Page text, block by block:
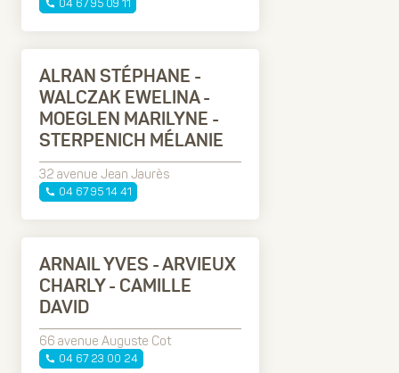
04 67 95 09 11
ALRAN STÉPHANE -
WALCZAK EWELINA -
MOEGLEN MARILYNE -
STERPENICH MÉLANIE
32 avenue Jean Jaurès
04 67 95 14 41
ARNAIL YVES - ARVIEUX
CHARLY - CAMILLE
DAVID
66 avenue Auguste Cot
04 67 23 00 24